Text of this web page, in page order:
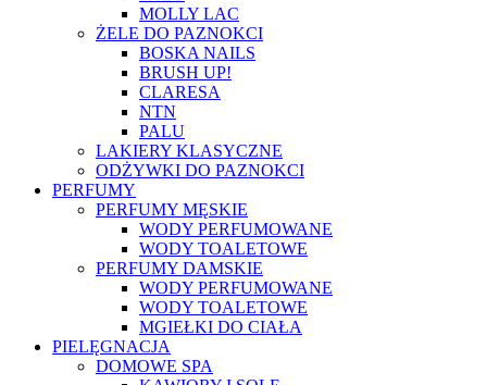
MOLLY LAC
ŻELE DO PAZNOKCI
BOSKA NAILS
BRUSH UP!
CLARESA
NTN
PALU
LAKIERY KLASYCZNE
ODŻYWKI DO PAZNOKCI
PERFUMY
PERFUMY MĘSKIE
WODY PERFUMOWANE
WODY TOALETOWE
PERFUMY DAMSKIE
WODY PERFUMOWANE
WODY TOALETOWE
MGIEŁKI DO CIAŁA
PIELĘGNACJA
DOMOWE SPA